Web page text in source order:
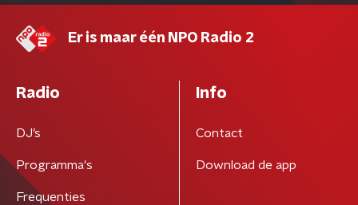
Er is maar één NPO Radio 2
Radio
DJ’s
Programma's
Frequenties
Info
Contact
Download de app